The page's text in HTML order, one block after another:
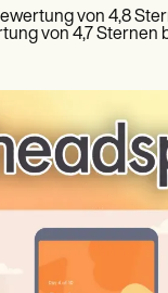
von 4,8
von 4,7 Sternen